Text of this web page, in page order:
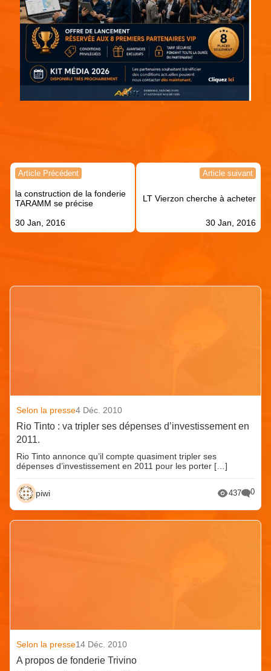
Navigation
l’article
Article Précédent
la construction de la fonderie
TARAMM se précise
30 Jan, 2016
Article suivant
LT Vierzon cherche à acheter
30 Jan, 2016
Selon la presse4 Déc. 2010
Rio Tinto : va tripler ses dépenses d’investissement en
2011.
Rio Tinto annonce qu’il compte quasiment tripler ses
dépenses d’investissement en 2011 pour les porter […]
piwi 437 0
Selon la presse14 Déc. 2010
A propos de fonderie Trivino